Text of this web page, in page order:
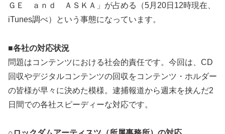
ＧＥ ａｎｄ ＡＳＫＡ」が占める（5月20日12時現在、
iTunes調べ）という事態になっています。
■各社の対応状況
問題はコンテンツにおける社会的責任です。今回は、CD
回収やデジタルコンテンツの回収をコンテンツ・ホルダー
の皆様が早々に決めた模様。逮捕報道から週末を挟んだ2
日間での各社スピーディーな対応です。